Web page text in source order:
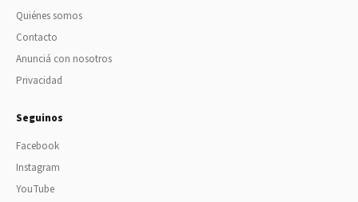
Quiénes somos
Contacto
Anunciá con nosotros
Privacidad
Seguinos
Facebook
Instagram
YouTube